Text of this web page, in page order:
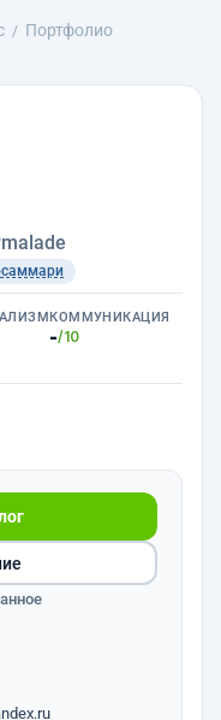
Портфолио
КОММУНИКАЦИЯ
-/10